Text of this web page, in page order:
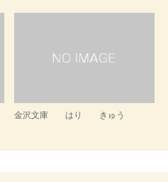
金沢文庫 はり きゅう